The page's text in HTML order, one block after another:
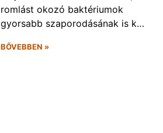
romlást okozó baktériumok
gyorsabb szaporodásának is k…
BŐVEBBEN »